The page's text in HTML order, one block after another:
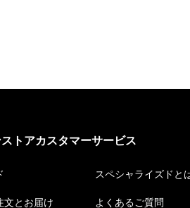
トアカスタマーサービス
文とお届け
スペシャライズドと
よくあるご質問